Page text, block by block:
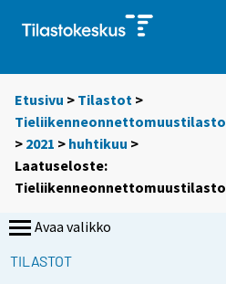
Etusivu > Tilastot >
Tieliikenneonnettomuustilasto
> 2021 > huhtikuu >
Laatuseloste:
Tieliikenneonnettomuustilasto
Avaa valikko
TILASTOT